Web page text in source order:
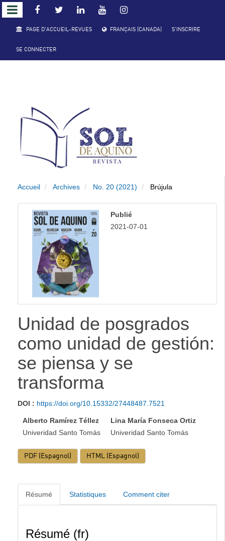
PAGE D'ACCUEIL-REVUES FRANÇAIS (CANADA) S'INSCRIRE
SE CONNECTER
Accueil Archives No. 20 (2021) Brújula
Publié
2021-07-01
Unidad de posgrados
como unidad de gestión:
se piensa y se
transforma
DOI : https://doi.org/10.15332/27448487.7521
Alberto Ramírez Téllez
Univeridad Santo Tomás
Lina María Fonseca Ortiz
Univeridad Santo Tomás
PDF (Espagnol) HTML (Espagnol)
Résumé Statistiques Comment citer
Résumé (fr)